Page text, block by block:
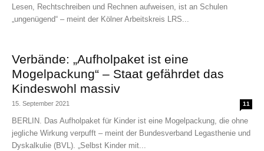
Lesen, Rechtschreiben und Rechnen aufweisen, ist an Schulen
„ungenügend“ – meint der Kölner Arbeitskreis LRS...
Verbände: „Aufholpaket ist eine
Mogelpackung“ – Staat gefährdet das
Kindeswohl massiv
15. September 2021 11
BERLIN. Das Aufholpaket für Kinder ist eine Mogelpackung, die ohne
jegliche Wirkung verpufft – meint der Bundesverband Legasthenie und
Dyskalkulie (BVL). „Selbst Kinder mit...